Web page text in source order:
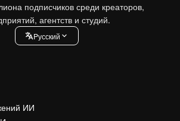
подписчиков среди креаторов,
агентств и студий.
Pусский
ИИ